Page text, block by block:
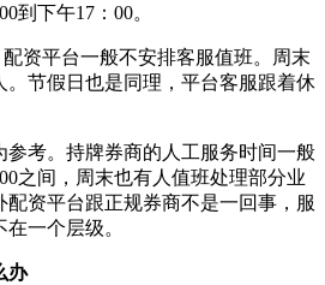
到下午17：00。
资平台一般不安排客服值班。周末
。节假日也是同理，平台客服跟着休
参考。持牌券商的人工服务时间一般
之间，周末也有人值班处理部分业
资平台跟正规券商不是一回事，服
一个层级。
办